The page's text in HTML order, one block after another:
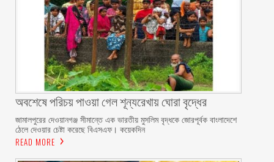
অবশেষে পরিচয় পাওয়া গেল শূন্যরেখায় ঘোরা বৃদ্ধের
জামালপুরের দেওয়ানগঞ্জ সীমান্তে এক ভারতীয় মুসলিম বৃদ্ধকে জোরপূর্বক বাংলাদেশে
ঠেলে দেওয়ার চেষ্টা করেছে বিএসএফ। কয়েকদিন
READ MORE